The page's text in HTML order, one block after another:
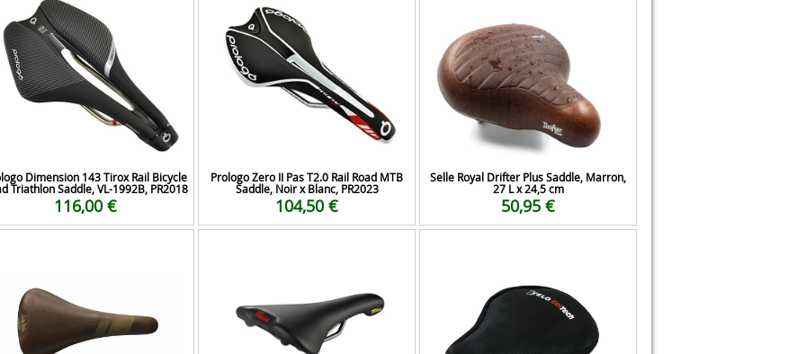
Dimension 143 Tirox Rail Bicycle
Triathlon Saddle, VL-1992B, PR2018
116,00 €
Prologo Zero II Pas T2.0 Rail Road MTB
Saddle, Noir x Blanc, PR2023
104,50 €
Selle Royal Drifter Plus Saddle, Marron,
27 L x 24,5 cm
50,95 €